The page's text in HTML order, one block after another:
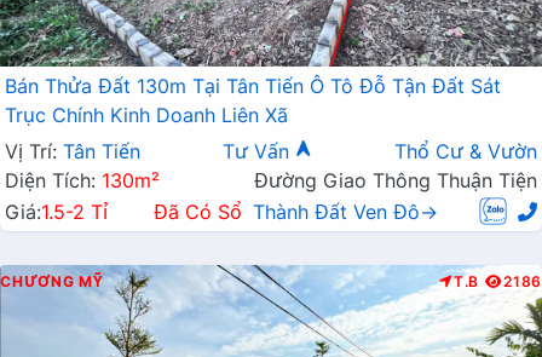
Bán Thửa Đất 130m Tại Tân Tiến Ô Tô Đỗ Tận Đất Sát
Trục Chính Kinh Doanh Liên Xã
Vị Trí: Tân Tiến Tư Vấn
Thổ Cư & Vườn
Diện Tích: 130m²
Đường Giao Thông Thuận Tiện
Giá:1.5-2 Tỉ Đã Có Sổ Thành Đất Ven Đô→
CHƯƠNG MỸ T.B 2186